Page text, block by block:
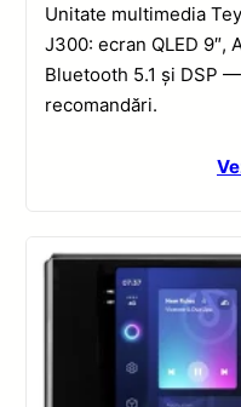
Unitate multimedia
J300: ecran QLED 9″,
Bluetooth 5.1 și DSP
recomandări.